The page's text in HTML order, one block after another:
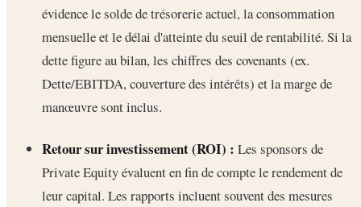
évidence le solde de trésorerie actuel, la consommation
mensuelle et le délai d'atteinte du seuil de rentabilité. Si la
dette figure au bilan, les chiffres des covenants (ex.
Dette/EBITDA, couverture des intérêts) et la marge de
manœuvre sont inclus.
Retour sur investissement (ROI) : Les sponsors de
Private Equity évaluent en fin de compte le rendement de
leur capital. Les rapports incluent souvent des mesures